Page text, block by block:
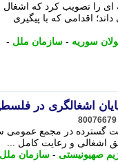
مثبت 123 کشور، قطعنامه ای را تصویب کرد که
اقدامی که با پیگیری
سوریه - سازمان ملل -
80076679
گسترده در مجمع
اشغالی و رعایت کامل ...
صهیونیستی - سازمان ملل